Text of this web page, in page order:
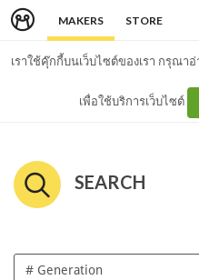
MAKERS STORE
เราใช้คุ๊กกี้บนเว็บไซต์ของเรา กรุณา
เพื่อใช้บริการเว็บไซต์
SEARCH